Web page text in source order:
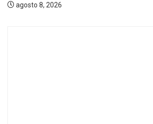
agosto 8, 2026